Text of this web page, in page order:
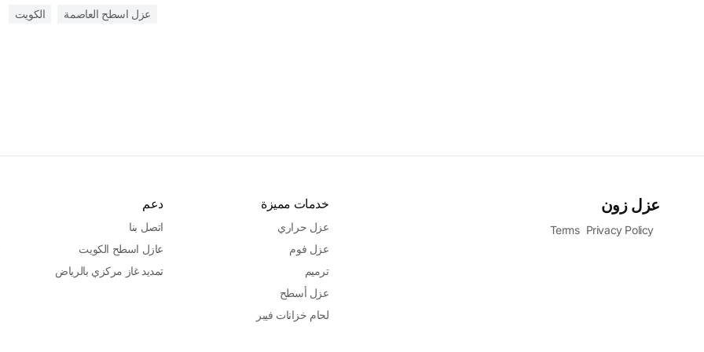
عزل اسطح العاصمة
الكويت
عزل زون
Terms Privacy Policy
خدمات مميزة
عزل حراري
عزل فوم
ترميم
عزل أسطح
لحام خزانات فيبر
دعم
اتصل بنا
عازل اسطح الكويت
تمديد غاز مركزي بالرياض